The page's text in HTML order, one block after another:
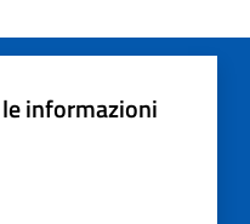
informazioni